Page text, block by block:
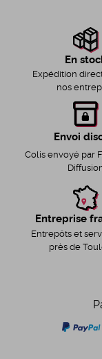
En
Expédition
nos
Envoi
Colis envoyé par
Entreprise
Entrepôts et
près de